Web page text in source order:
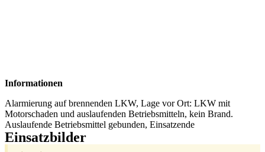
Informationen
Alarmierung auf brennenden LKW, Lage vor Ort: LKW mit
Motorschaden und auslaufenden Betriebsmitteln, kein Brand.
Auslaufende Betriebsmittel gebunden, Einsatzende
Einsatzbilder